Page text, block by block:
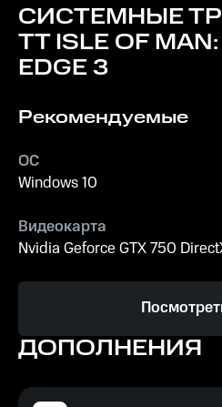
СИСТЕМНЫЕ
TT ISLE OF
EDGE 3
Рекомендуемые
ОС
Windows 10
Видеокарта
Nvidia Geforce GTX 750
Память
ДОПОЛНЕНИЯ